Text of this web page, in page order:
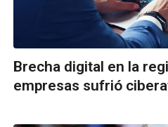
Brecha digital en la
empresas sufrió